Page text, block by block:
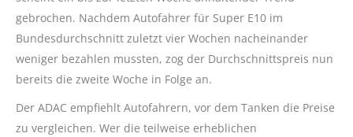
gebrochen. Nachdem Autofahrer für Super E10 im
Bundesdurchschnitt zuletzt vier Wochen nacheinander
weniger bezahlen mussten, zog der Durchschnittspreis nun
bereits die zweite Woche in Folge an.
Der ADAC empfiehlt Autofahrern, vor dem Tanken die Preise
zu vergleichen. Wer die teilweise erheblichen